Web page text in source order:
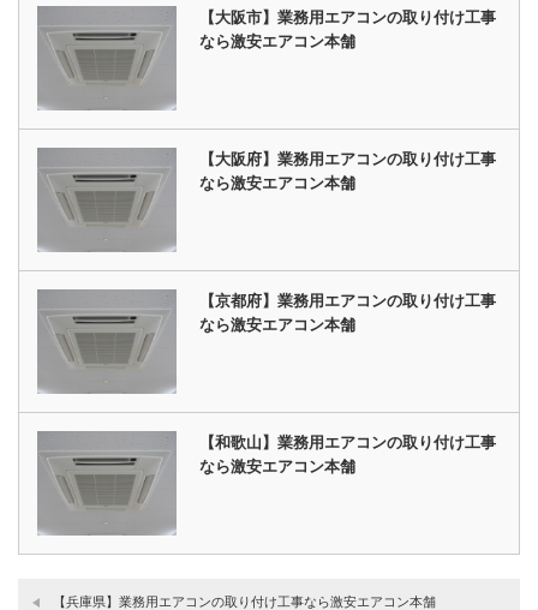
ン
ド
ウ
で
開
き
す)
【大阪市】業務用エアコンの取り付け工事
なら激安エアコン本舗
【大阪府】業務用エアコンの取り付け工事
なら激安エアコン本舗
【京都府】業務用エアコンの取り付け工事
なら激安エアコン本舗
【和歌山】業務用エアコンの取り付け工事
なら激安エアコン本舗
【兵庫県】業務用エアコンの取り付け工事なら激安エアコン本舗